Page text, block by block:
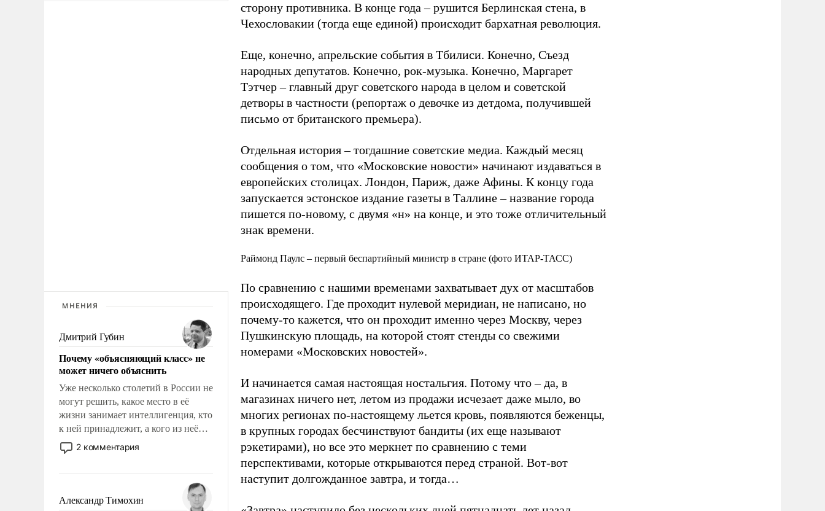
МНЕНИЯ
Дмитрий Губин
Почему «объясняющий класс» не
может ничего объяснить
Уже несколько столетий в России не
могут решить, какое место в её
жизни занимает интеллигенция, кто
к ней принадлежит, а кого из неё
исключили с правом
восстановления и без оного. И чем
казалось, что эти вопросы решены
2 комментария
Александр Тимохин
сторону противника. В конце года – рушится Берлинская стена, в
Чехословакии (тогда еще единой) происходит бархатная революция.
Еще, конечно, апрельские события в Тбилиси. Конечно, Съезд
народных депутатов. Конечно, рок-музыка. Конечно, Маргарет
Тэтчер – главный друг советского народа в целом и советской
детворы в частности (репортаж о девочке из детдома, получившей
письмо от британского премьера).
Отдельная история – тогдашние советские медиа. Каждый месяц
сообщения о том, что «Московские новости» начинают издаваться в
европейских столицах. Лондон, Париж, даже Афины. К концу года
запускается эстонское издание газеты в Таллине – название города
пишется по-новому, с двумя «н» на конце, и это тоже отличительный
знак времени.
Раймонд Паулс – первый беспартийный министр в стране (фото ИТАР-ТАСС)
По сравнению с нашими временами захватывает дух от масштабов
происходящего. Где проходит нулевой меридиан, не написано, но
почему-то кажется, что он проходит именно через Москву, через
Пушкинскую площадь, на которой стоят стенды со свежими
номерами «Московских новостей».
И начинается самая настоящая ностальгия. Потому что – да, в
магазинах ничего нет, летом из продажи исчезает даже мыло, во
многих регионах по-настоящему льется кровь, появляются беженцы,
в крупных городах бесчинствуют бандиты (их еще называют
рэкетирами), но все это меркнет по сравнению с теми
перспективами, которые открываются перед страной. Вот-вот
наступит долгожданное завтра, и тогда…